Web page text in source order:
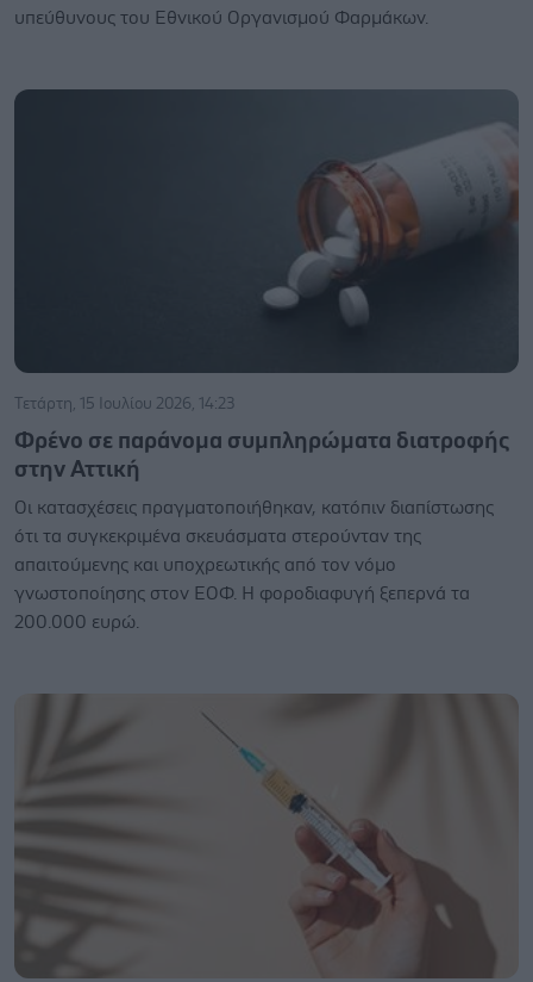
υπεύθυνους του Εθνικού Οργανισμού Φαρμάκων.
Τετάρτη, 15 Ιουλίου 2026, 14:23
Φρένο σε παράνομα συμπληρώματα διατροφής
στην Αττική
Οι κατασχέσεις πραγματοποιήθηκαν, κατόπιν διαπίστωσης
ότι τα συγκεκριμένα σκευάσματα στερούνταν της
απαιτούμενης και υποχρεωτικής από τον νόμο
γνωστοποίησης στον ΕΟΦ. Η φοροδιαφυγή ξεπερνά τα
200.000 ευρώ.